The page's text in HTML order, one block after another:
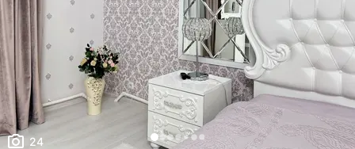
24